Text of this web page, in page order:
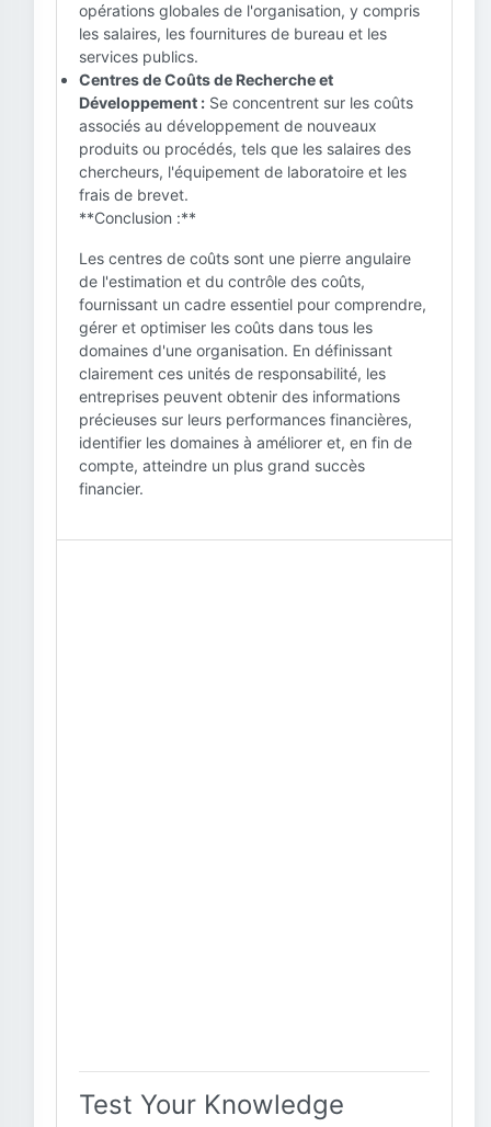
opérations globales de l'organisation, y compris
les salaires, les fournitures de bureau et les
services publics.
Centres de Coûts de Recherche et
Développement : Se concentrent sur les coûts
associés au développement de nouveaux
produits ou procédés, tels que les salaires des
chercheurs, l'équipement de laboratoire et les
frais de brevet.
**Conclusion :**
Les centres de coûts sont une pierre angulaire
de l'estimation et du contrôle des coûts,
fournissant un cadre essentiel pour comprendre,
gérer et optimiser les coûts dans tous les
domaines d'une organisation. En définissant
clairement ces unités de responsabilité, les
entreprises peuvent obtenir des informations
précieuses sur leurs performances financières,
identifier les domaines à améliorer et, en fin de
compte, atteindre un plus grand succès
financier.
Test Your Knowledge